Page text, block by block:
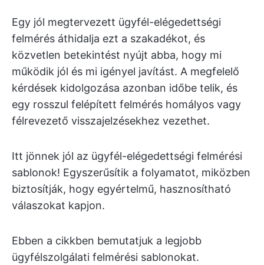
Egy jól megtervezett ügyfél-elégedettségi
felmérés áthidalja ezt a szakadékot, és
közvetlen betekintést nyújt abba, hogy mi
működik jól és mi igényel javítást. A megfelelő
kérdések kidolgozása azonban időbe telik, és
egy rosszul felépített felmérés homályos vagy
félrevezető visszajelzésekhez vezethet.
Itt jönnek jól az ügyfél-elégedettségi felmérési
sablonok! Egyszerűsítik a folyamatot, miközben
biztosítják, hogy egyértelmű, hasznosítható
válaszokat kapjon.
Ebben a cikkben bemutatjuk a legjobb
ügyfélszolgálati felmérési sablonokat.